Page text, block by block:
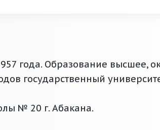
года. Образование высшее,
государственный
№ 20 г. Абакана.